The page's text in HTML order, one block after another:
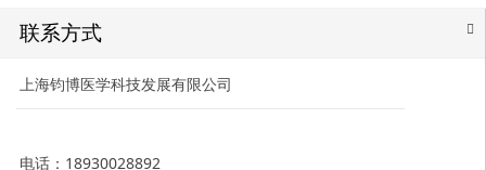
联系方式
上海钧博医学科技发展有限公司
电话：18930028892